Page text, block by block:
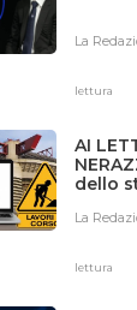
La
lettura
AI
dello
La
lettura